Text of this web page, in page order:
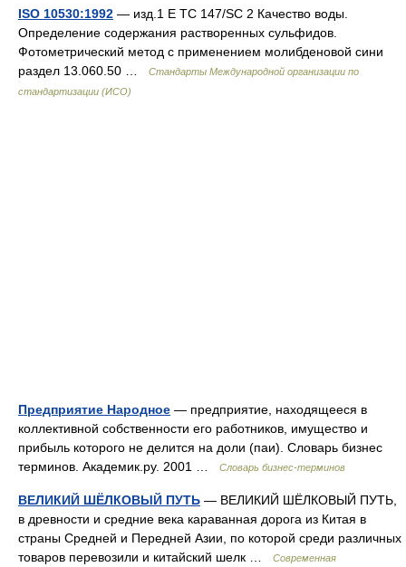
ISO 10530:1992 — изд.1 E TC 147/SC 2 Качество воды.
Определение содержания растворенных сульфидов.
Фотометрический метод с применением молибденовой сини
раздел 13.060.50 …
Стандарты Международной организации по
стандартизации (ИСО)
Предприятие Народное — предприятие, находящееся в
коллективной собственности его работников, имущество и
прибыль которого не делится на доли (паи). Словарь бизнес
терминов. Академик.ру. 2001 …
Словарь бизнес-терминов
ВЕЛИКИЙ ШЁЛКОВЫЙ ПУТЬ — ВЕЛИКИЙ ШЁЛКОВЫЙ ПУТЬ,
в древности и средние века караванная дорога из Китая в
страны Средней и Передней Азии, по которой среди различных
товаров перевозили и китайский шелк …
Современная